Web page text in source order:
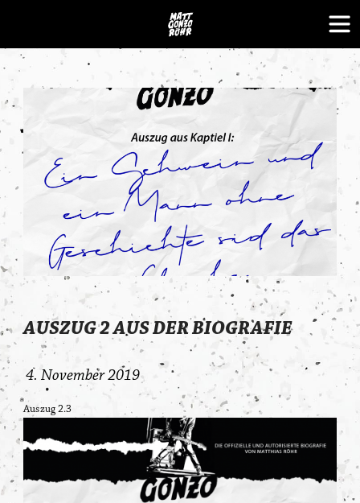
content
AUSZUG 2 AUS DER BIOGRAFIE
4. November 2019 Matt Gonzo Roehr
News
Auszug 2.3